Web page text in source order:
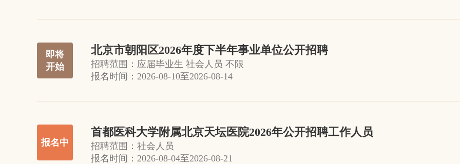
即将
开始
北京市朝阳区2026年度下半年事业单位公开招聘
招聘范围： 应届毕业生 社会人员 不限
报名时间： 2026-08-10至2026-08-14
报名中
首都医科大学附属北京天坛医院2026年公开招聘工作人员
招聘范围： 社会人员
报名时间： 2026-08-04至2026-08-21